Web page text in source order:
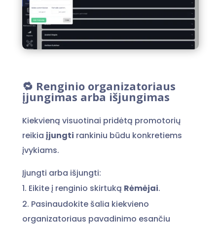
🔁 Renginio organizatoriaus
įjungimas arba išjungimas
Kiekvieną visuotinai pridėtą promotorių
reikia įjungti rankiniu būdu konkretiems
įvykiams.
Įjungti arba išjungti:
1. Eikite į renginio skirtuką Rėmėjai.
2. Pasinaudokite šalia kiekvieno
organizatoriaus pavadinimo esančiu